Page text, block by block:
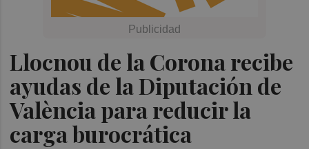
Llocnou de la Corona recibe
ayudas de la Diputación de
València para reducir la
carga burocrática